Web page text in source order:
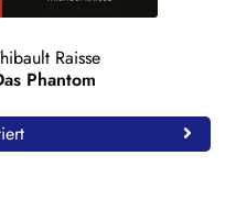
Raisse
Phantom